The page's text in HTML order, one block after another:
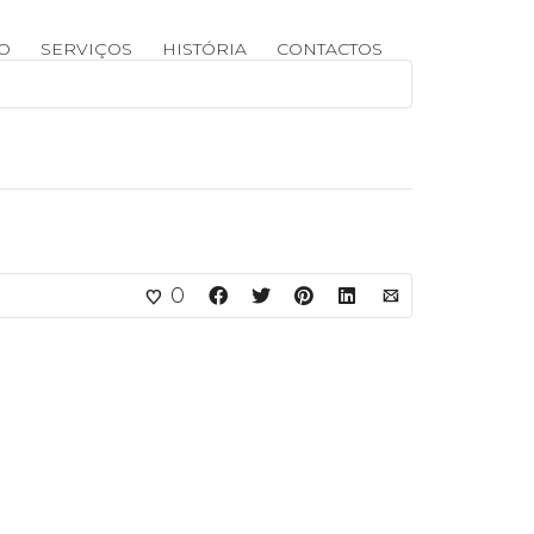
SERVIÇOS HISTÓRIA CONTACTOS
0